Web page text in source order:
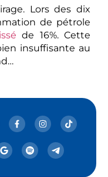
Lors des dix
de pétrole
de 16%. Cette
insuffisante au